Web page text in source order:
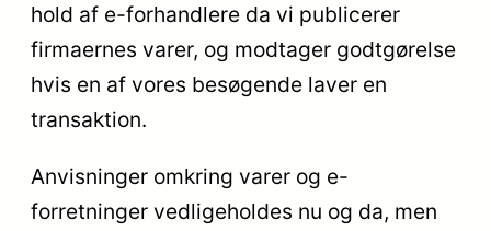
hold af e-forhandlere da vi publicerer
firmaernes varer, og modtager godtgørelse
hvis en af vores besøgende laver en
transaktion.
Anvisninger omkring varer og e-
forretninger vedligeholdes nu og da, men